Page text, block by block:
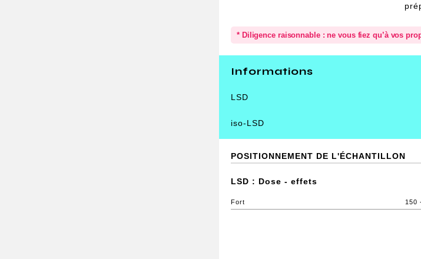
* Diligence raisonnable : ne vous fiez qu’à vos
Informations
LSD
iso-LSD
POSITIONNEMENT DE L'ÉCHANTILLON
LSD : Dose - effets
Fort 150